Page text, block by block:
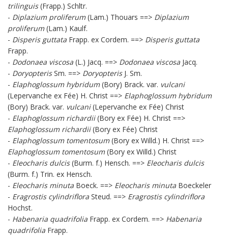
trilinguis(Frapp.) Schltr.
- Diplazium proliferum(Lam.) Thouars ==> Diplazium
proliferum(Lam.) Kaulf.
- Disperis guttata Frapp. ex Cordem. ==> Disperis guttata
Frapp.
- Dodonaea viscosa (L.) Jacq. ==> Dodonaea viscosa Jacq.
- DoryopterisSm. ==> DoryopterisJ. Sm.
- Elaphoglossum hybridum(Bory) Brack. var. vulcani
(Lepervanche ex Fée) H. Christ ==> Elaphoglossum hybridum
(Bory) Brack. var. vulcani(Lepervanche ex Fée) Christ
- Elaphoglossum richardii(Bory ex Fée) H. Christ ==>
Elaphoglossum richardii(Bory ex Fée) Christ
- Elaphoglossum tomentosum(Bory ex Willd.) H. Christ ==>
Elaphoglossum tomentosum(Bory ex Willd.) Christ
- Eleocharis dulcis(Burm. f.) Hensch. ==> Eleocharis dulcis
(Burm. f.) Trin. ex Hensch.
- Eleocharis minuta Boeck. ==> Eleocharis minuta Boeckeler
- Eragrostis cylindriflora Steud. ==> Eragrostis cylindriflora
Hochst.
- Habenaria quadrifolia Frapp. ex Cordem. ==> Habenaria
quadrifolia Frapp.